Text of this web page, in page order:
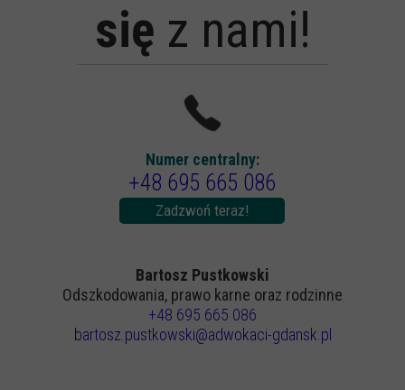
Zadzwoń teraz!
Bartosz Pustkowski
Odszkodowania, prawo karne oraz rodzinne
+48 695 665 086
bartosz.pustkowski@adwokaci-gdansk.pl
Numer centralny:
+48 695 665 086
się z nami!